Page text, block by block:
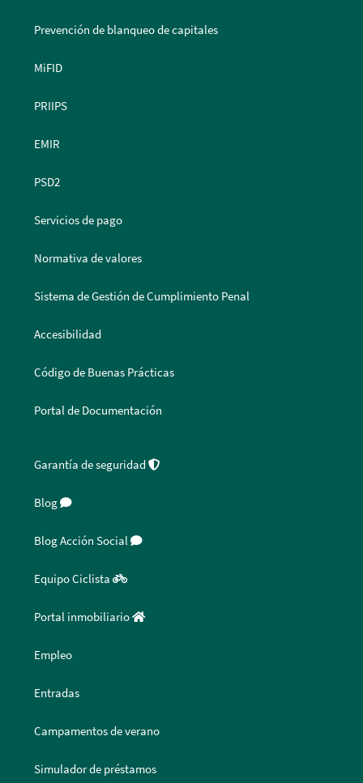
Prevención de blanqueo de capitales
MiFID
PRIIPS
EMIR
PSD2
Servicios de pago
Normativa de valores
Sistema de Gestión de Cumplimiento Penal
Accesibilidad
Código de Buenas Prácticas
Portal de Documentación
Garantía de seguridad
Blog
Blog Acción Social
Equipo Ciclista
Portal inmobiliario
Empleo
Entradas
Campamentos de verano
Simulador de préstamos